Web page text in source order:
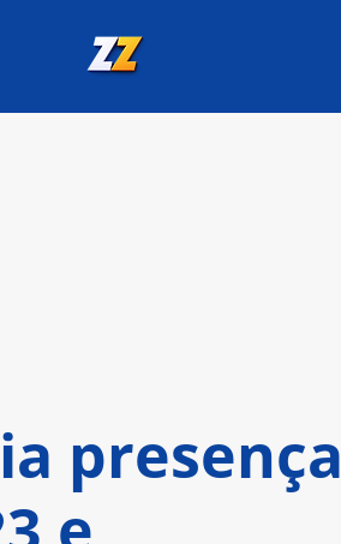
presença